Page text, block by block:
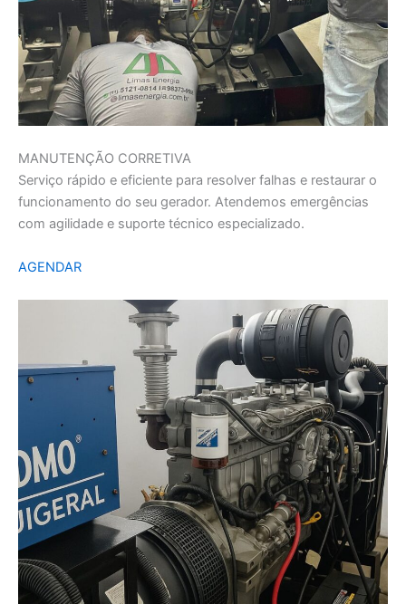
MANUTENÇÃO CORRETIVA
Serviço rápido e eficiente para resolver falhas e restaurar o
funcionamento do seu gerador. Atendemos emergências
com agilidade e suporte técnico especializado.
AGENDAR